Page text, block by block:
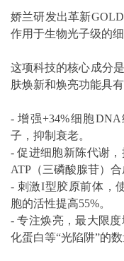
娇兰研发出革新
作用于生物光子级的
这项科技的核心成分
肤焕新和焕亮功能具
- 增强+34%细胞
子，抑制衰老。
- 促进细胞新陈代谢
ATP（三磷酸腺苷）合
- 刺激I型胶原前体，
胞的活性提高55%。
- 专注焕亮，最大限
化蛋白等“光陷阱”的数